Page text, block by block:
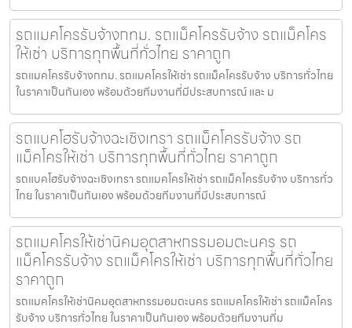
รถแมคโครรับจ้างกทม. รถแม็คโครรับจ้าง รถแม็คโคร
ให้เช่า บริการทุกพื้นที่ทั่วไทย ราคาถูก
รถแมคโครรับจ้างกทม. รถแมคโครให้เช่า รถแม็คโครรับจ้าง บริการทั่วไทย
ในราคาเป็นกันเอง พร้อมด้วยทีมงานที่มีประสบการณ์ และ ม
รถแบคโฮรับจ้างฉะเชิงเทรา รถแม็คโครรับจ้าง รถ
แม็คโครให้เช่า บริการทุกพื้นที่ทั่วไทย ราคาถูก
รถแบคโฮรับจ้างฉะเชิงเทรา รถแมคโครให้เช่า รถแม็คโครรับจ้าง บริการทั่ว
ไทย ในราคาเป็นกันเอง พร้อมด้วยทีมงานที่มีประสบการณ์
รถแมคโครให้เช่านิคมอุตสาหกรรมอมตะนคร รถ
แม็คโครรับจ้าง รถแม็คโครให้เช่า บริการทุกพื้นที่ทั่วไทย
ราคาถูก
รถแมคโครให้เช่านิคมอุตสาหกรรมอมตะนคร รถแมคโครให้เช่า รถแม็คโคร
รับจ้าง บริการทั่วไทย ในราคาเป็นกันเอง พร้อมด้วยทีมงานที่ม